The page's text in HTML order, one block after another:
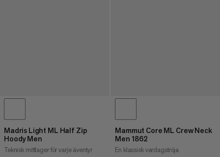
Madris Light ML Half Zip
Hoody Men
Teknisk mittlager för varje äventyr
Mammut Core ML Crew Neck
Men 1862
En klassisk vardagströja